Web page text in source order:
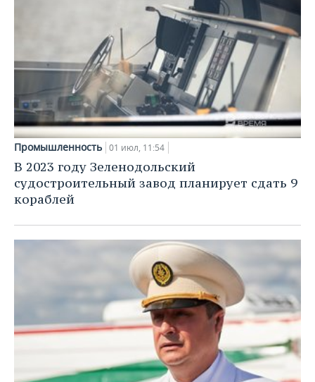
Промышленность 01 июл, 11:54
В 2023 году Зеленодольский
судостроительный завод планирует сдать 9
кораблей